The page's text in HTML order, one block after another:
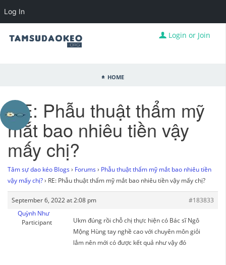
Login or Join
Home
RE: Phẫu thuật thẩm mỹ
mắt bao nhiêu tiền vậy
mấy chị?
Tâm sự dao kéo Blogs › Forums › Phẫu thuật thẩm mỹ mắt bao nhiêu tiền
vậy mấy chị?› RE: Phẫu thuật thẩm mỹ mắt bao nhiêu tiền vậy mấy chị?
September 6, 2022 at 2:08 pm
#183833
Quỳnh Như
Participant
Ukm đúng rồi chỗ chị thực hiện có Bác sĩ Ngô
Mộng Hùng tay nghề cao với chuyên môn giỏi
lắm nên mới có được kết quả như vậy đó
Log In